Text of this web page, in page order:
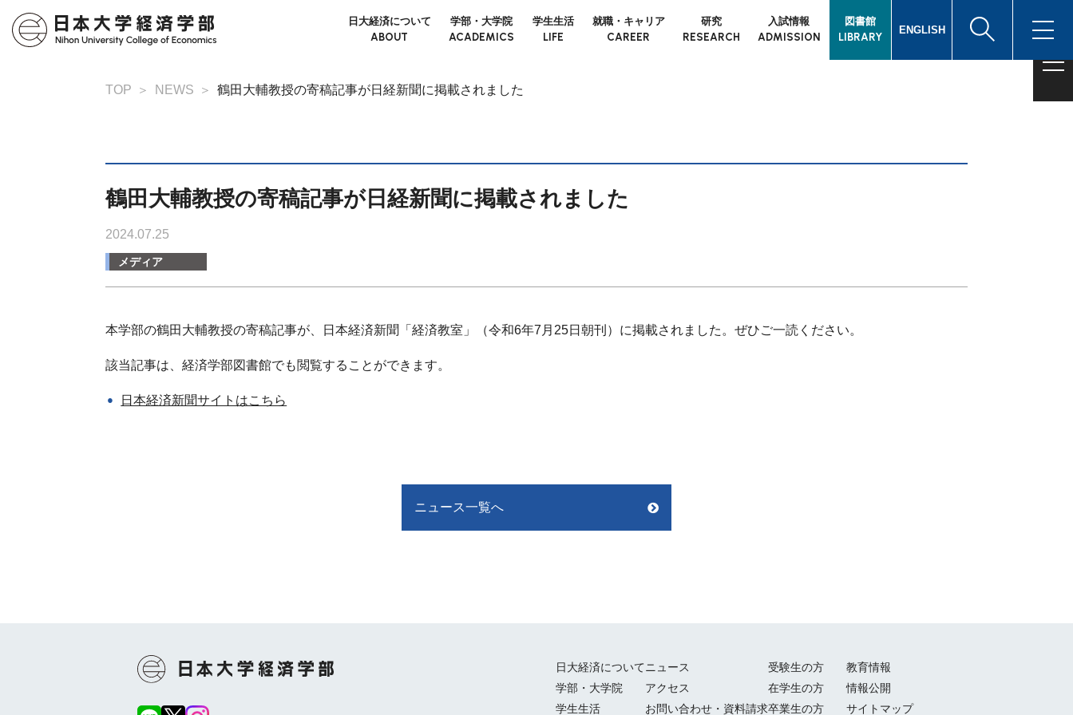
日大経済について
ABOUT
学部・大学院
ACADEMICS
学生生活
LIFE
就職・キャリア
CAREER
研究
RESEARCH
入試情報
ADMISSION
図書館
LIBRARY
ENGLISH
TOP NEWS 鶴田大輔教授の寄稿記事が日経新聞に掲載されました
鶴田大輔教授の寄稿記事が日経新聞に掲載されました
2024.07.25
メディア
本学部の鶴田大輔教授の寄稿記事が、日本経済新聞「経済教室」（令和6年7月25日朝刊）に掲載されました。ぜひご一読ください。
該当記事は、経済学部図書館でも閲覧することができます。
日本経済新聞サイトはこちら
ニュース一覧へ
日大経済について
学部・大学院
学生生活
ニュース
アクセス
お問い合わせ・資料請求
受験生の方
在学生の方
卒業生の方
教育情報
情報公開
サイトマップ